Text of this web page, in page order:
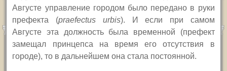
Августе управление городом было передано в руки
префекта (praefectus urbis). И если при самом
Августе эта должность была временной (префект
замещал принцепса на время его отсутствия в
городе), то в дальнейшем она стала постоянной.